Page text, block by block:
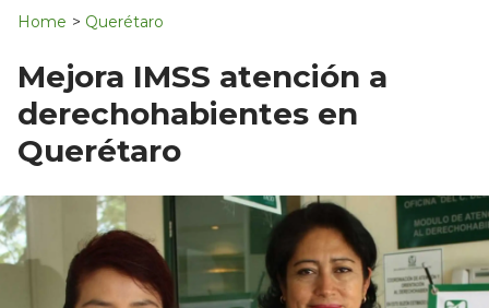
Navigation
Home > Querétaro
Mejora IMSS atención a
derechohabientes en
Querétaro